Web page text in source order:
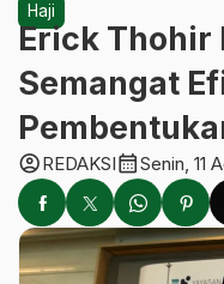
Haji
Erick Thohir
Semangat
account_circleREDAKSIcalendar_monthSenin, 11